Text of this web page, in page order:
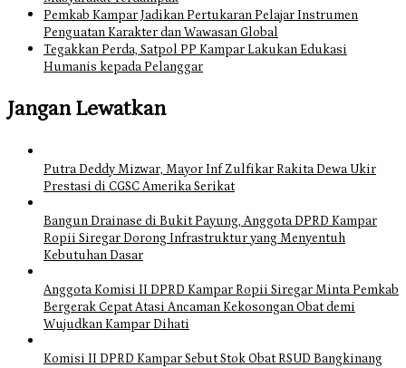
Pemkab Kampar Jadikan Pertukaran Pelajar Instrumen
Penguatan Karakter dan Wawasan Global
Tegakkan Perda, Satpol PP Kampar Lakukan Edukasi
Humanis kepada Pelanggar
Jangan Lewatkan
Putra Deddy Mizwar, Mayor Inf Zulfikar Rakita Dewa Ukir
Prestasi di CGSC Amerika Serikat
Bangun Drainase di Bukit Payung, Anggota DPRD Kampar
Ropii Siregar Dorong Infrastruktur yang Menyentuh
Kebutuhan Dasar
Anggota Komisi II DPRD Kampar Ropii Siregar Minta Pemkab
Bergerak Cepat Atasi Ancaman Kekosongan Obat demi
Wujudkan Kampar Dihati
Komisi II DPRD Kampar Sebut Stok Obat RSUD Bangkinang